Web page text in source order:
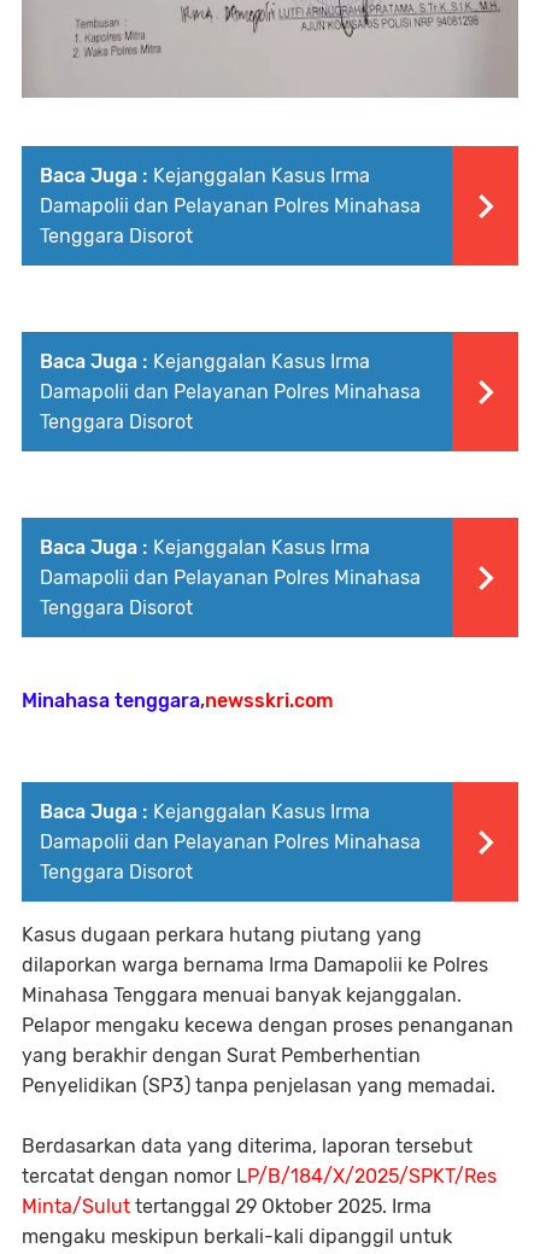
Baca Juga : Kejanggalan Kasus Irma
Damapolii dan Pelayanan Polres Minahasa
Tenggara Disorot
Baca Juga : Kejanggalan Kasus Irma
Damapolii dan Pelayanan Polres Minahasa
Tenggara Disorot
Baca Juga : Kejanggalan Kasus Irma
Damapolii dan Pelayanan Polres Minahasa
Tenggara Disorot
Minahasa tenggara,newsskri.com
Baca Juga : Kejanggalan Kasus Irma
Damapolii dan Pelayanan Polres Minahasa
Tenggara Disorot
Kasus dugaan perkara hutang piutang yang
dilaporkan warga bernama Irma Damapolii ke Polres
Minahasa Tenggara menuai banyak kejanggalan.
Pelapor mengaku kecewa dengan proses penanganan
yang berakhir dengan Surat Pemberhentian
Penyelidikan (SP3) tanpa penjelasan yang memadai.
Berdasarkan data yang diterima, laporan tersebut
tercatat dengan nomor LP/B/184/X/2025/SPKT/Res
Minta/Sulut tertanggal 29 Oktober 2025. Irma
mengaku meskipun berkali-kali dipanggil untuk